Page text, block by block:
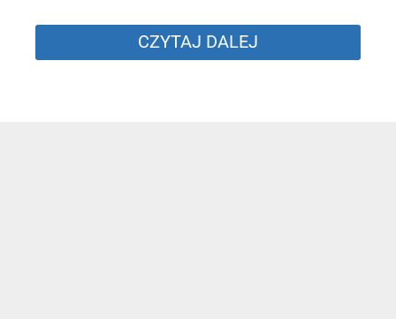
CZYTAJ DALEJ